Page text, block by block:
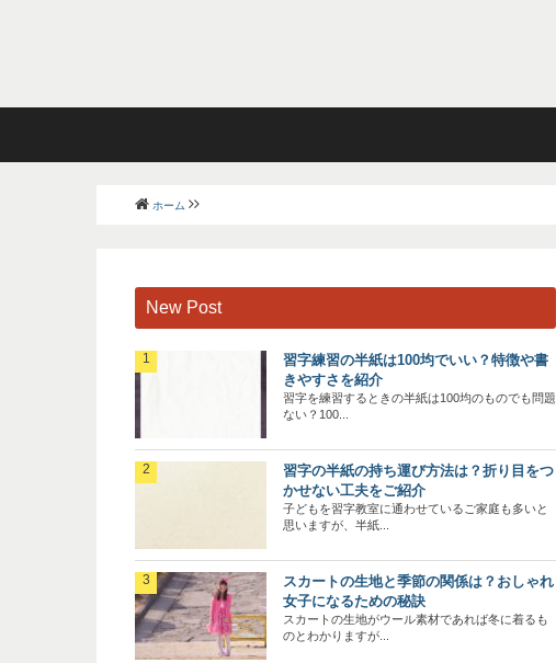
ホーム
New Post
習字練習の半紙は100均でいい？特徴や書
きやすさを紹介
習字を練習するときの半紙は100均のものでも問題
ない？100...
習字の半紙の持ち運び方法は？折り目をつ
かせない工夫をご紹介
子どもを習字教室に通わせているご家庭も多いと
思いますが、半紙...
スカートの生地と季節の関係は？おしゃれ
女子になるための秘訣
スカートの生地がウール素材であれば冬に着るも
のとわかりますが...